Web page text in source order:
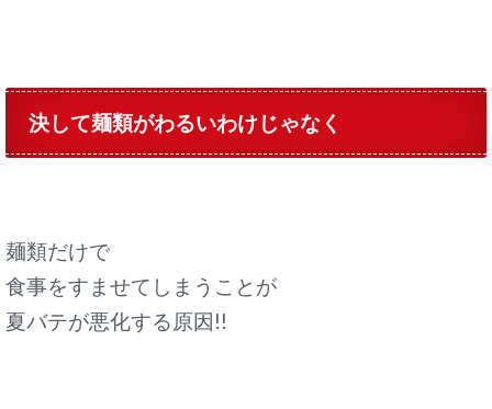
決して麺類がわるいわけじゃなく
麺類だけで
食事をすませてしまうことが
夏バテが悪化する原因!!